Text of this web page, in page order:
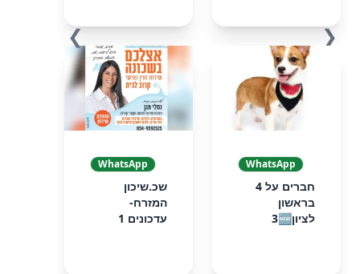
❮
WhatsApp
חברים על 4
בראשון
לציון3🆕
WhatsApp
שכ.שיכון
המזרח-
עדכונים 1
❯